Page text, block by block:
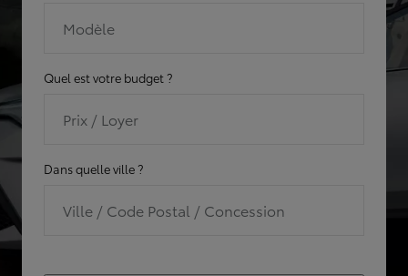
Modèle
Quel est votre budget ?
Prix / Loyer
Dans quelle ville ?
Ville / Code Postal / Concession